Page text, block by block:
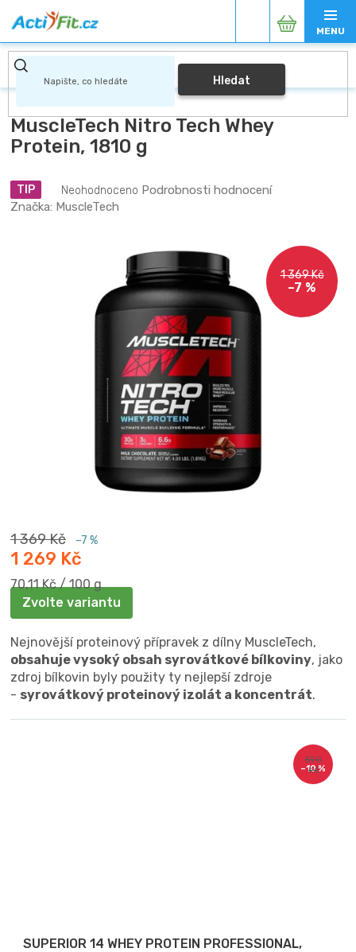
na
obsah
Hledat
Nákupní
košík
MuscleTech Nitro Tech Whey
Protein, 1810 g
TIP
Průměrné
hodnocení
hvězdiček.
Neohodnoceno Podrobnosti hodnocení
Značka: MuscleTech
1 369 Kč
–7 %
1 369 Kč –7 %
1 269 Kč
Měrná
cena:
70,11 Kč / 100 g
Zvolte variantu
​Nejnovější proteinový přípravek z dílny MuscleTech,
obsahuje vysoký obsah syrovátkové bílkoviny, jako
zdroj bílkovin byly použity ty nejlepší zdroje
- syrovátkový proteinový izolát a koncentrát.
590
Kč
–10 %
SUPERIOR 14 WHEY PROTEIN PROFESSIONAL,